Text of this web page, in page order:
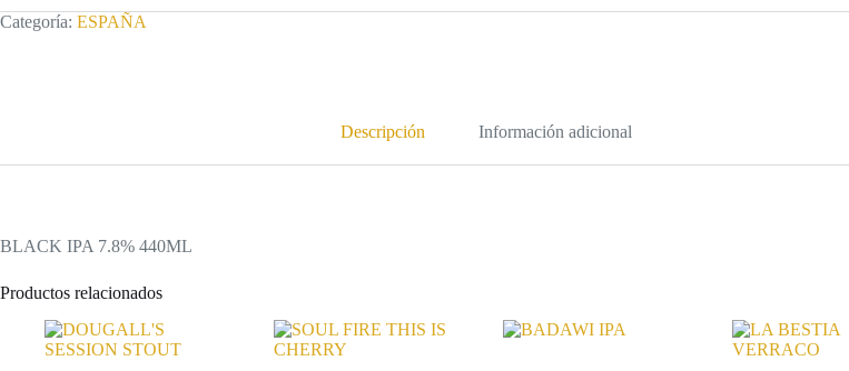
Categoría: ESPAÑA
Descripción Información adicional
BLACK IPA 7.8% 440ML
Productos relacionados